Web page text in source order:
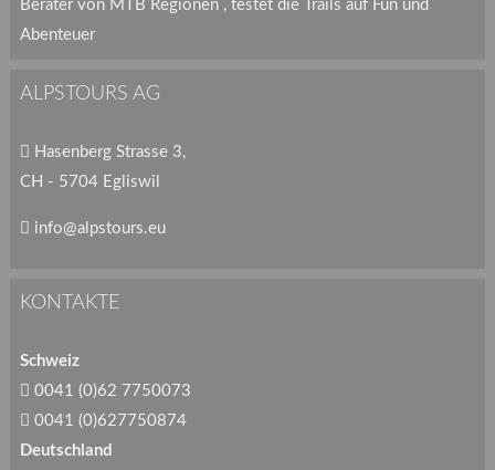
Berater von MTB Regionen , testet die Trails auf Fun und
Abenteuer
ALPSTOURS AG
Hasenberg Strasse 3,
CH - 5704 Egliswil
info@alpstours.eu
KONTAKTE
Schweiz
0041 (0)62 7750073
0041 (0)627750874
Deutschland